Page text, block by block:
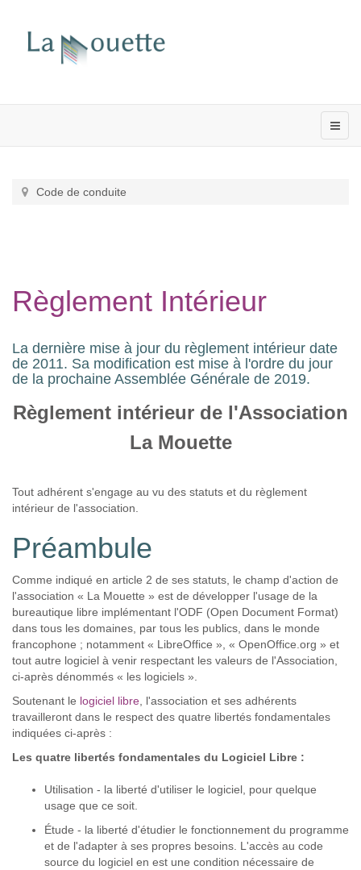
Code de conduite
Règlement Intérieur
La dernière mise à jour du règlement intérieur date
de 2011. Sa modification est mise à l'ordre du jour
de la prochaine Assemblée Générale de 2019.
Règlement intérieur de l'Association
La Mouette
Tout adhérent s'engage au vu des statuts et du règlement
intérieur de l'association.
Préambule
Comme indiqué en article 2 de ses statuts, le champ d'action de
l'association « La Mouette » est de développer l'usage de la
bureautique libre implémentant l'ODF (Open Document Format)
dans tous les domaines, par tous les publics, dans le monde
francophone ; notamment « LibreOffice », « OpenOffice.org » et
tout autre logiciel à venir respectant les valeurs de l'Association,
ci-après dénommés « les logiciels ».
Soutenant le logiciel libre , l'association et ses adhérents
travailleront dans le respect des quatre libertés fondamentales
indiquées ci-après :
Les quatre libertés fondamentales du Logiciel Libre :
Utilisation - la liberté d'utiliser le logiciel, pour quelque
usage que ce soit.
Étude - la liberté d'étudier le fonctionnement du programme
et de l'adapter à ses propres besoins. L'accès au code
source du logiciel en est une condition nécessaire de